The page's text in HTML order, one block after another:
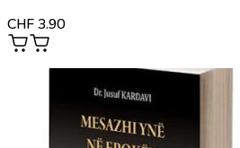
CHF 3.90